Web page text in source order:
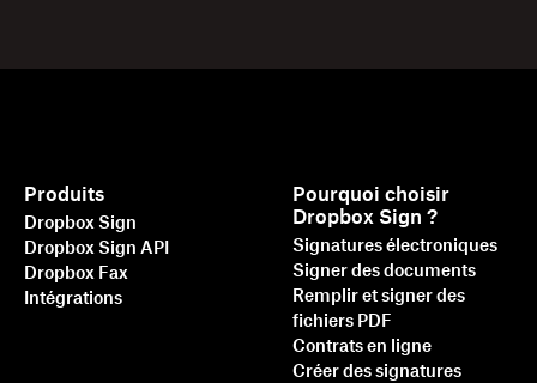
Produits
Dropbox Sign
Dropbox Sign API
Dropbox Fax
Intégrations
Pourquoi choisir
Dropbox Sign ?
Signatures électroniques
Signer des documents
Remplir et signer des
fichiers PDF
Contrats en ligne
Créer des signatures